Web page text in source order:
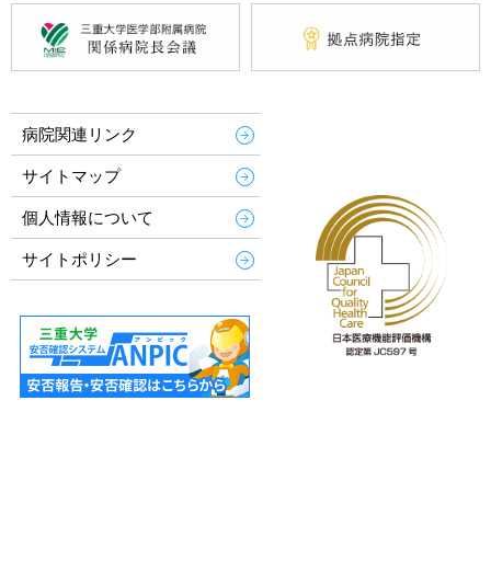
病院関連リンク
サイトマップ
個人情報について
サイトポリシー